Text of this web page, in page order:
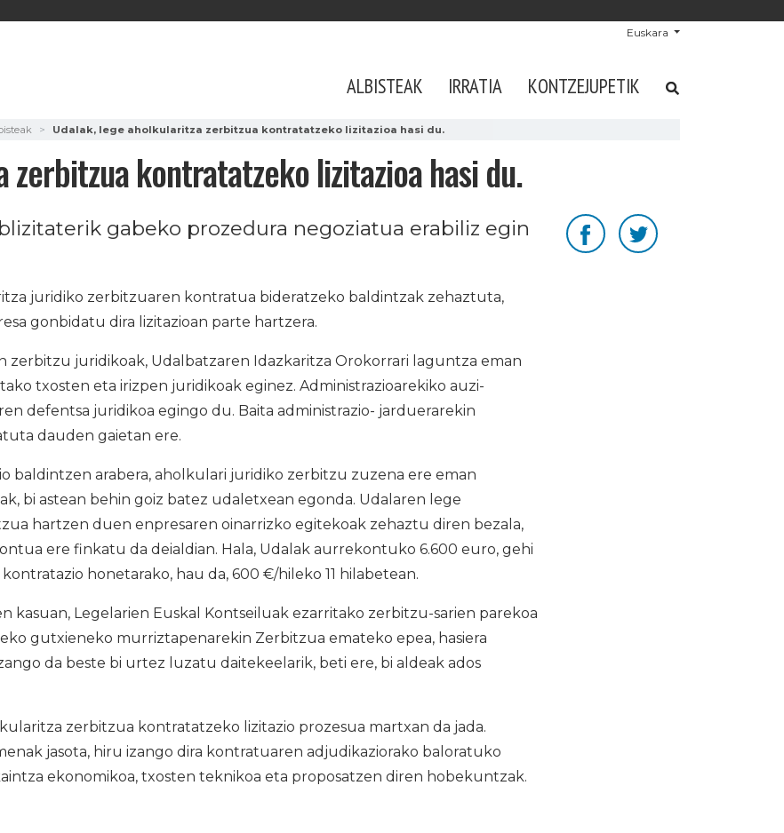
Euskara
ALBISTEAK IRRATIA KONTZEJUPETIK
Udalak, lege aholkularitza zerbitzua kontratatzeko lizitazioa hasi du.
zerbitzua kontratatzeko lizitazioa hasi du.
gabeko prozedura negoziatua erabiliz egin
juridiko zerbitzuaren kontratua bideratzeko baldintzak zehaztuta,
gonbidatu dira lizitazioan parte hartzera.
zerbitzu juridikoak, Udalbatzaren Idazkaritza Orokorrari laguntza eman
txosten eta irizpen juridikoak eginez. Administrazioarekiko auzi-
defentsa juridikoa egingo du. Baita administrazio- jarduerarekin
dauden gaietan ere.
baldintzen arabera, aholkulari juridiko zerbitzu zuzena ere eman
bi astean behin goiz batez udaletxean egonda. Udalaren lege
hartzen duen enpresaren oinarrizko egitekoak zehaztu diren bezala,
ere finkatu da deialdian. Hala, Udalak aurrekontuko 6.600 euro, gehi
honetarako, hau da, 600 €/hileko 11 hilabetean.
kasuan, Legelarien Euskal Kontseiluak ezarritako zerbitzu-sarien parekoa
gutxieneko murriztapenarekin Zerbitzua emateko epea, hasiera
da beste bi urtez luzatu daitekeelarik, beti ere, bi aldeak ados
zerbitzua kontratatzeko lizitazio prozesua martxan da jada.
jasota, hiru izango dira kontratuaren adjudikaziorako baloratuko
ekonomikoa, txosten teknikoa eta proposatzen diren hobekuntzak.